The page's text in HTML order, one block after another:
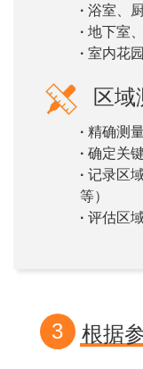
· 浴室、
· 地下室
· 室内花
区域
· 精确测
· 确定关
· 记录区
等）
· 评估区
3 根据